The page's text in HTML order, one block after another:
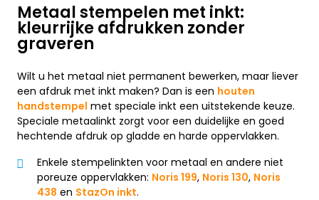
Metaal stempelen met inkt:
kleurrijke afdrukken zonder
graveren
Wilt u het metaal niet permanent bewerken, maar liever
een afdruk met inkt maken? Dan is een houten
handstempel met speciale inkt een uitstekende keuze.
Speciale metaalinkt zorgt voor een duidelijke en goed
hechtende afdruk op gladde en harde oppervlakken.
Enkele stempelinkten voor metaal en andere niet
poreuze oppervlakken: Noris 199, Noris 130, Noris
438 en StazOn inkt.